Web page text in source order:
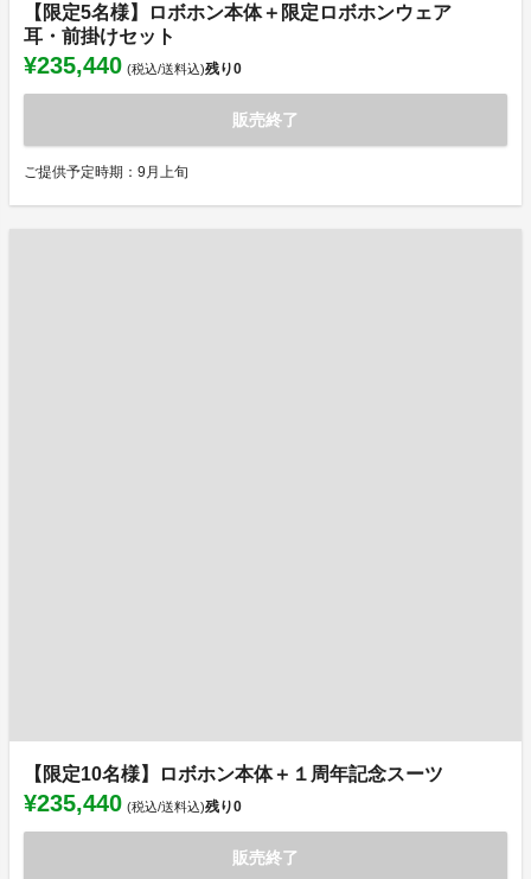
【限定5名様】ロボホン本体＋限定ロボホンウェア
耳・前掛けセット
¥235,440 (税込/送料込)残り0
販売終了
ご提供予定時期：9月上旬
【限定10名様】ロボホン本体＋１周年記念スーツ
¥235,440 (税込/送料込)残り0
販売終了